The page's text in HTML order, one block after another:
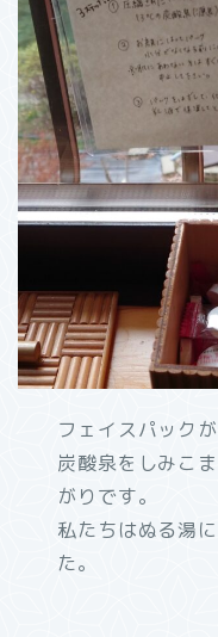
フェイスパック
炭酸泉をしみこ
がりです。
私たちはぬる湯
た。